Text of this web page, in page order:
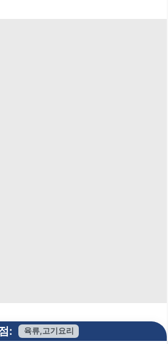
: 육류,고기요리